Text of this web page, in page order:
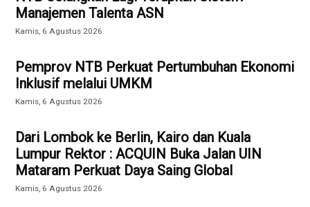
Manajemen Talenta ASN
Kamis, 6 Agustus 2026
Pemprov NTB Perkuat Pertumbuhan Ekonomi
Inklusif melalui UMKM
Kamis, 6 Agustus 2026
Dari Lombok ke Berlin, Kairo dan Kuala
Lumpur Rektor : ACQUIN Buka Jalan UIN
Mataram Perkuat Daya Saing Global
Kamis, 6 Agustus 2026